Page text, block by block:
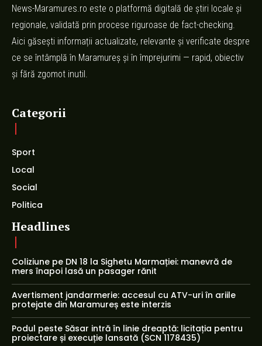
News-Maramures.ro este o platformă digitală de știri locale și
regionale, validată prin procese riguroase de fact-checking.
Aici găsești informații actualizate, relevante și verificate despre
ce se întâmplă în Maramureș și în împrejurimi — rapid, obiectiv
și fără zgomot inutil.
Categorii
Sport
Local
Social
Politica
Headlines
Coliziune pe DN 18 la Sighetu Marmației: manevră de
mers înapoi lasă un pasager rănit
Avertisment jandarmerie: accesul cu ATV-uri în ariile
protejate din Maramureș este interzis
Podul peste Săsar intră în linie dreaptă: licitația pentru
proiectare și execuție lansată (SCN 1178435)